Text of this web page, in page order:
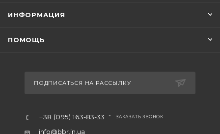
ИНФОРМАЦИЯ
ПОМОЩЬ
ПОДПИСАТЬСЯ НА РАССЫЛКУ
+38 (095) 163-83-33 ЗАКАЗАТЬ ЗВОНОК
info@bbr.in.ua